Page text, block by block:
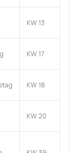
KW 13
KW 17
KW 18
KW 20